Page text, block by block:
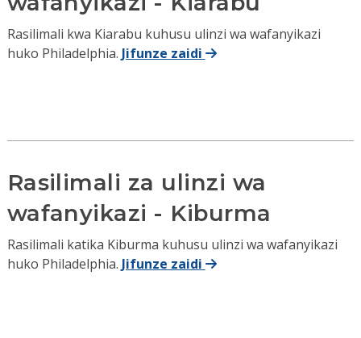
Rasilimali kwa Kiarabu kuhusu ulinzi wa wafanyikazi
huko Philadelphia. Jifunze zaidi
Rasilimali za ulinzi wa
wafanyikazi - Kiburma
Rasilimali katika Kiburma kuhusu ulinzi wa wafanyikazi
huko Philadelphia. Jifunze zaidi